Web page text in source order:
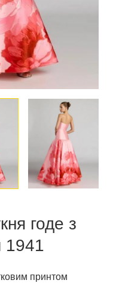
годе з
1941
принтом